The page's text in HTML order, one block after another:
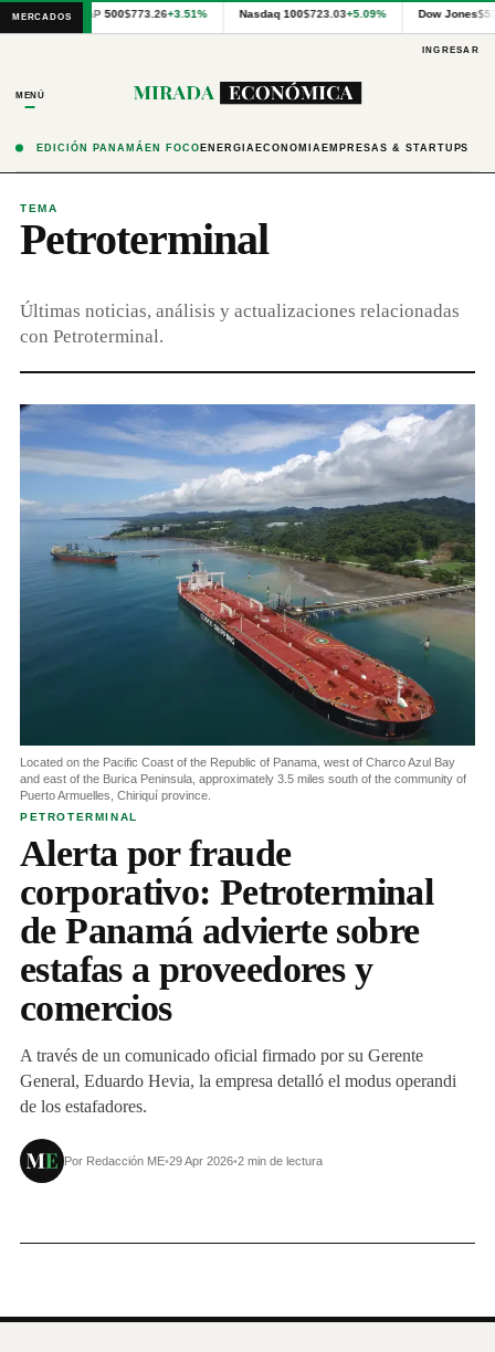
MERCADOS S&P 500$773.26+3.51% Nasdaq 100$723.03+5.09% Dow Jones
Cotizaciones
internacionales
Financial
Modeling
precios
por
Latinex
para
INGRESAR
MENÚ
EDICIÓN PANAMÁ EN FOCO ENERGÍA ECONOMÍA EMPRESAS & STARTUPS
TEMA
Petroterminal
Últimas noticias, análisis y actualizaciones relacionadas
con Petroterminal.
PETROTERMINAL
Alerta por fraude
corporativo: Petroterminal
de Panamá advierte sobre
estafas a proveedores y
comercios
A través de un comunicado oficial firmado por su Gerente
General, Eduardo Hevia, la empresa detalló el modus operandi
de los estafadores.
Por Redacción ME•29 Apr 2026•2 min de lectura
Located on the Pacific Coast of the Republic of Panama, west of Charco Azul Bay
and east of the Burica Peninsula, approximately 3.5 miles south of the community of
Puerto Armuelles, Chiriquí province.